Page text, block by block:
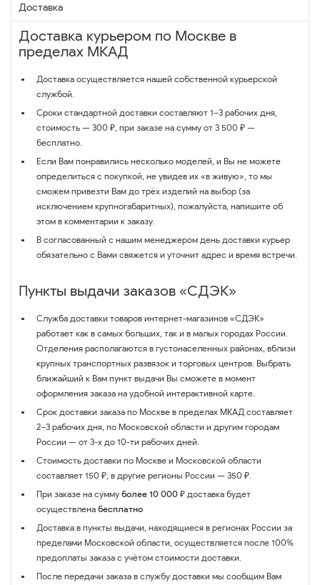
Доставка
Доставка курьером по Москве в
пределах МКАД
Доставка осуществляется нашей собственной курьерской
службой.
Сроки стандартной доставки составляют 1–3 рабочих дня,
стоимость — 300 ₽, при заказе на сумму от 3 500 ₽ —
бесплатно.
Если Вам понравились несколько моделей, и Вы не можете
определиться с покупкой, не увидев их «в живую», то мы
сможем привезти Вам до трёх изделий на выбор (за
исключением крупногабаритных), пожалуйста, напишите об
этом в комментарии к заказу.
В согласованный с нашим менеджером день доставки курьер
обязательно с Вами свяжется и уточнит адрес и время встречи.
Пункты выдачи заказов «СДЭК»
Служба доставки товаров интернет-магазинов «СДЭК»
работает как в самых больших, так и в малых городах России.
Отделения располагаются в густонаселенных районах, вблизи
крупных транспортных развязок и торговых центров. Выбрать
ближайший к Вам пункт выдачи Вы сможете в момент
оформления заказа на удобной интерактивной карте.
Срок доставки заказа по Москве в пределах МКАД составляет
2–3 рабочих дня, по Московской области и другим городам
России — от 3-х до 10-ти рабочих дней.
Стоимость доставки по Москве и Московской области
составляет 150 ₽, в другие регионы России — 350 ₽.
При заказе на сумму более 10 000 ₽ доставка будет
осуществлена бесплатно
Доставка в пункты выдачи, находящиеся в регионах России за
пределами Московской области, осуществляется после 100%
предоплаты заказа с учётом стоимости доставки.
После передачи заказа в службу доставки мы сообщим Вам